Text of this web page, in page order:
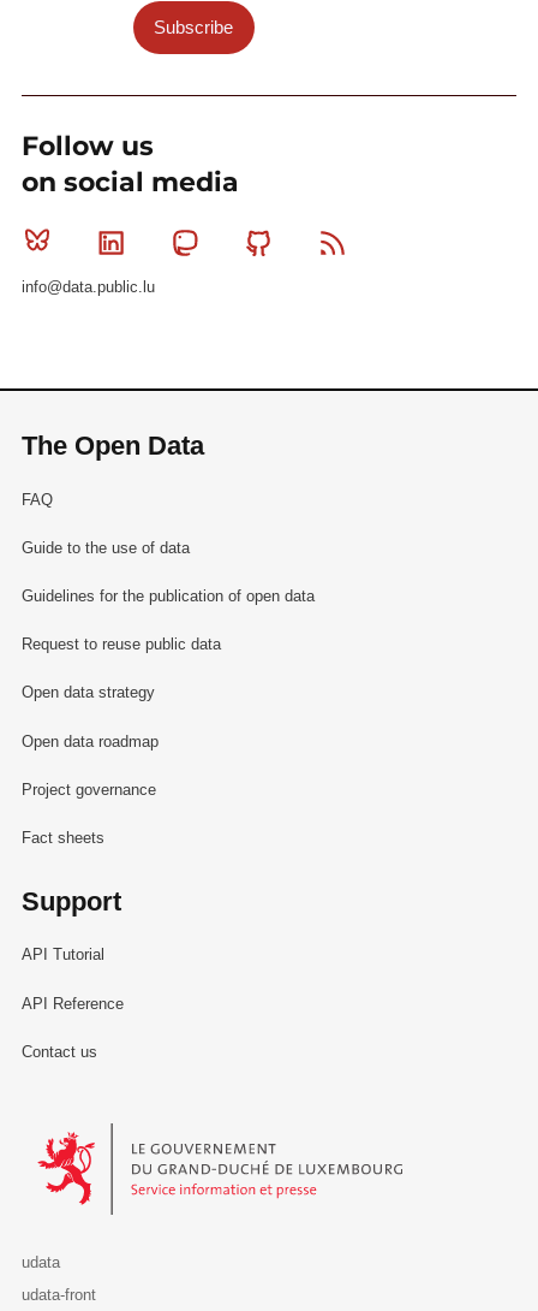
Subscribe
Follow us
on social media
Bluesky Linkedin MastodonGithub
info@data.public.lu
The Open Data
FAQ
Guide to the use of data
Guidelines for the publication of open data
Request to reuse public data
Open data strategy
Open data roadmap
Project governance
Fact sheets
Support
API Tutorial
API Reference
Contact us
Le Gouvernement du Grand-Duché de Luxembourg - Service
udata
udata-front